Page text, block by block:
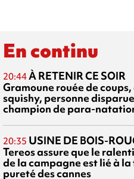
En continu
20:44À RETENIR CE SOIR
Gramoune rouée de
squishy, personne
champion de para-
20:35 USINE DE BOIS-
Tereos assure que le
de la campagne est lié à
pureté des cannes